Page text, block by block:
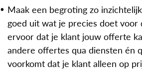
Maak een begroting zo
goed uit wat je precies doet voor
ervoor dat je klant jouw offerte
andere offertes qua diensten én
voorkomt dat je klant alleen op